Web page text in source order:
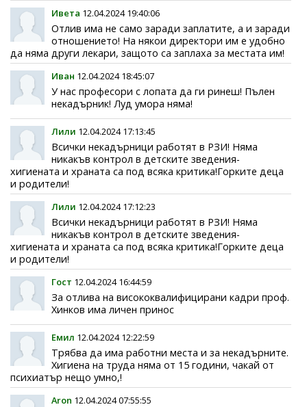
Ивета 12.04.2024 19:40:06
Отлив има не само заради заплатите, а и заради
отношението! На някои директори им е удобно
да няма други лекари, защото са заплаха за местата им!
Иван 12.04.2024 18:45:07
У нас професори с лопата да ги ринеш! Пълен
некадърник! Луд умора няма!
Лили 12.04.2024 17:13:45
Всички некадърници работят в РЗИ! Няма
никакъв контрол в детските зведения-
хигиената и храната са под всяка критика!Горките деца
и родители!
Лили 12.04.2024 17:12:23
Всички некадърници работят в РЗИ! Няма
никакъв контрол в детските зведения-
хигиената и храната са под всяка критика!Горките деца
и родители!
Гост 12.04.2024 16:44:59
За отлива на висококвалифицирани кадри проф.
Хинков има личен принос
Емил 12.04.2024 12:22:59
Трябва да има работни места и за некадърните.
Хигиена на труда няма от 15 години, чакай от
психиатър нещо умно,!
Aron 12.04.2024 07:55:55